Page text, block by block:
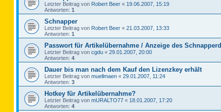
Letzter Beitrag von Robert Beer « 19.06.2007, 15:19
Antworten: 1
Schnapper
Letzter Beitrag von Robert Beer « 21.03.2007, 13:33
Antworten: 1
Passwort für Artikelübernahme / Anzeige des
Letzter Beitrag von cgdu « 29.01.2007, 20:00
Antworten: 4
Dauer bis man nach dem Kauf den Lizenzkey erhält
Letzter Beitrag von muellmaen « 29.01.2007, 11:24
Antworten: 3
Hotkey für Artikelübernahme?
Letzter Beitrag von mURALTO77 « 18.01.2007, 17:20
Antworten: 4